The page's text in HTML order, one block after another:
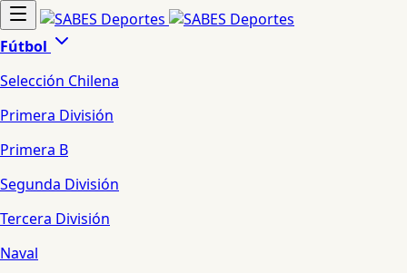
Fútbol
Selección Chilena
Primera División
Primera B
Segunda División
Tercera División
Naval